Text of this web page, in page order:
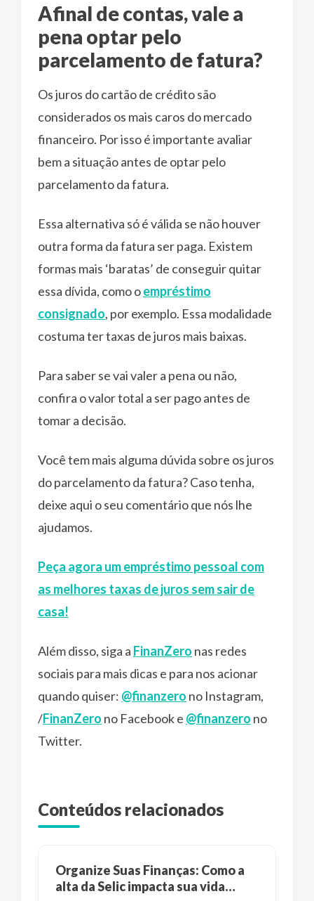
Afinal de contas, vale a
pena optar pelo
parcelamento de fatura?
Os juros do cartão de crédito são
considerados os mais caros do mercado
financeiro. Por isso é importante avaliar
bem a situação antes de optar pelo
parcelamento da fatura.
Essa alternativa só é válida se não houver
outra forma da fatura ser paga. Existem
formas mais ‘baratas’ de conseguir quitar
essa dívida, como oempréstimo
consignado, por exemplo. Essa modalidade
costuma ter taxas de juros mais baixas.
Para saber se vai valer a pena ou não,
confira o valor total a ser pago antes de
tomar a decisão.
Você tem mais alguma dúvida sobre os juros
do parcelamento da fatura? Caso tenha,
deixe aqui o seu comentário que nós lhe
ajudamos.
Peça agora um empréstimo pessoal com
as melhores taxas de juros sem sair de
casa!
Além disso, siga a FinanZero nas redes
sociais para mais dicas e para nos acionar
quando quiser: @finanzero no Instagram,
/FinanZero no Facebook e @finanzero no
Twitter.
Conteúdos relacionados
Organize Suas Finanças: Como a
alta da Selic impacta sua vida